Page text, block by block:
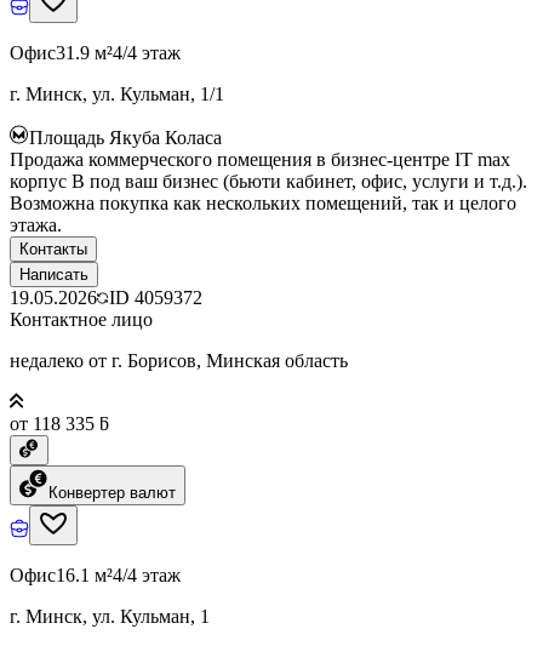
Офис31.9 м²4/4 этаж
г. Минск, ул. Кульман, 1/1
Площадь Якуба Коласа
Продажа коммерческого помещения в бизнес-центре IT max
корпус B под ваш бизнес (бьюти кабинет, офис, услуги и т.д.).
Возможна покупка как нескольких помещений, так и целого
этажа.
Контакты
Написать
19.05.2026 ID 4059372
Контактное лицо
недалеко от г. Борисов, Минская область
от 118 335 ƃ
Конвертер валют
Офис16.1 м²4/4 этаж
г. Минск, ул. Кульман, 1